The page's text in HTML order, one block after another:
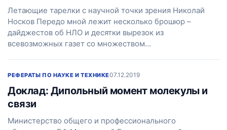
Летающие тарелки с научной точки зрения Николай
Носков Передо мной лежит несколько брошюр –
дайджестов об НЛО и десятки вырезок из
всевозможных газет со множеством…
РЕФЕРАТЫ ПО НАУКЕ И ТЕХНИКЕ07.12.2019
Доклад: Дипольный момент молекулы и
связи
Министерство общего и профессионального